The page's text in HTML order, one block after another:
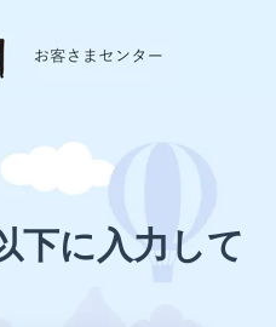
下に入力して